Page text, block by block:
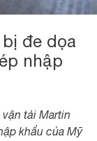
đe dọa
nhập
tải Martin
khẩu của Mỹ